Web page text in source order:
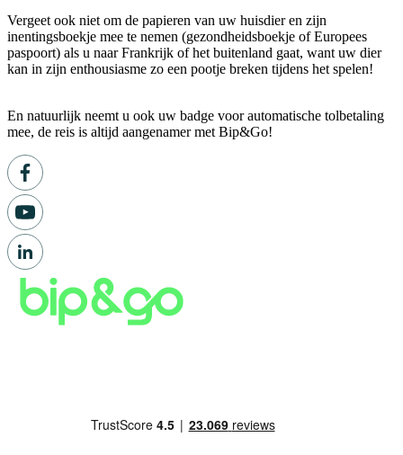
Vergeet ook niet om de papieren van uw huisdier en zijn
inentingsboekje mee te nemen (gezondheidsboekje of Europees
paspoort) als u naar Frankrijk of het buitenland gaat, want uw dier
kan in zijn enthousiasme zo een pootje breken tijdens het spelen!
En natuurlijk neemt u ook uw badge voor automatische tolbetaling
mee, de reis is altijd aangenamer met Bip&Go!